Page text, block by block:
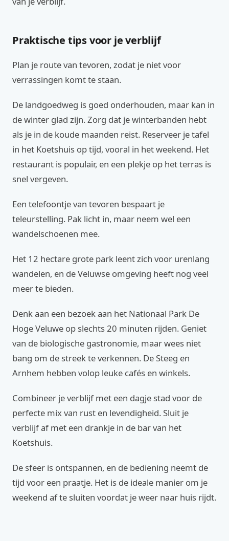
Praktische tips voor je verblijf
Plan je route van tevoren, zodat je niet voor
verrassingen komt te staan.
De landgoedweg is goed onderhouden, maar kan in
de winter glad zijn. Zorg dat je winterbanden hebt
als je in de koude maanden reist. Reserveer je tafel
in het Koetshuis op tijd, vooral in het weekend. Het
restaurant is populair, en een plekje op het terras is
snel vergeven.
Een telefoontje van tevoren bespaart je
teleurstelling. Pak licht in, maar neem wel een
wandelschoenen mee.
Het 12 hectare grote park leent zich voor urenlang
wandelen, en de Veluwse omgeving heeft nog veel
meer te bieden.
Denk aan een bezoek aan het Nationaal Park De
Hoge Veluwe op slechts 20 minuten rijden. Geniet
van de biologische gastronomie, maar wees niet
bang om de streek te verkennen. De Steeg en
Arnhem hebben volop leuke cafés en winkels.
Combineer je verblijf met een dagje stad voor de
perfecte mix van rust en levendigheid. Sluit je
verblijf af met een drankje in de bar van het
Koetshuis.
De sfeer is ontspannen, en de bediening neemt de
tijd voor een praatje. Het is de ideale manier om je
weekend af te sluiten voordat je weer naar huis rijdt.